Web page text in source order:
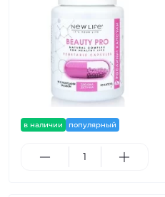
в наличии популярный